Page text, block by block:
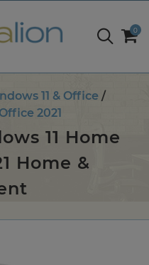
0
11 & Office /
2021
11 Home
Home &